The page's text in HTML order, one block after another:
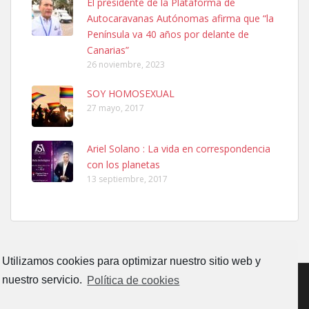
Utilizamos cookies para optimizar nuestro sitio web y
nuestro servicio. Política de cookies
El día 5 se los perdió una ninfa papillera, asustada tiene miedo a la
calle, se perdió por la zon...
Leales.org » Gran Canaria
6.7.2025
Adopcion
Busco casa de acogida para mi perrita ya que por temas de trabajo
no la puedo tener. Solo gente r...
Autocaravanas Autónomas afirma que “la
Península va 40 años por delante de
Canarias”
26 noviembre, 2023
SOY HOMOSEXUAL
27 mayo, 2017
Ariel Solano : La vida en correspondencia
con los planetas
13 septiembre, 2017